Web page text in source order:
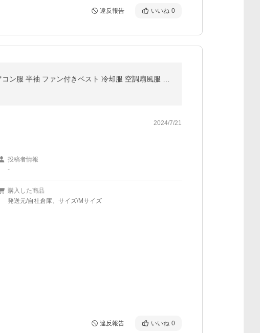
違反報告 いいね 0
2024/7/21
投稿者情報
-
購入した商品
発送元/自社倉庫、サイズ/Mサイズ
違反報告 いいね 0